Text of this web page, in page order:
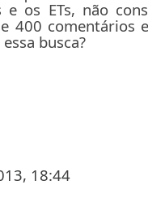
os ETs, não
400 comentários
busca?
18:44